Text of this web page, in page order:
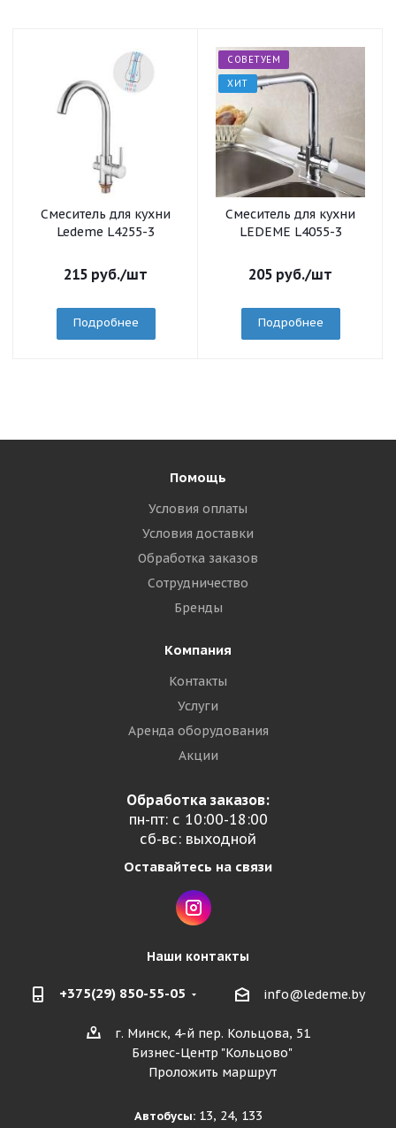
Смеситель для кухни
Ledeme L4255-3
215 руб./шт
Подробнее
СОВЕТУЕМ
ХИТ
Смеситель для кухни
LEDEME L4055-3
205 руб./шт
Подробнее
Помощь
Условия оплаты
Условия доставки
Обработка заказов
Сотрудничество
Бренды
Компания
Контакты
Услуги
Аренда оборудования
Акции
Обработка заказов:
пн-пт: с 10:00-18:00
сб-вс: выходной
Оставайтесь на связи
Наши контакты
+375(29) 850-55-05 info@ledeme.by
г. Минск, 4-й пер. Кольцова, 51
Бизнес-Центр "Кольцово"
Проложить маршрут
Автобусы:13, 24, 133